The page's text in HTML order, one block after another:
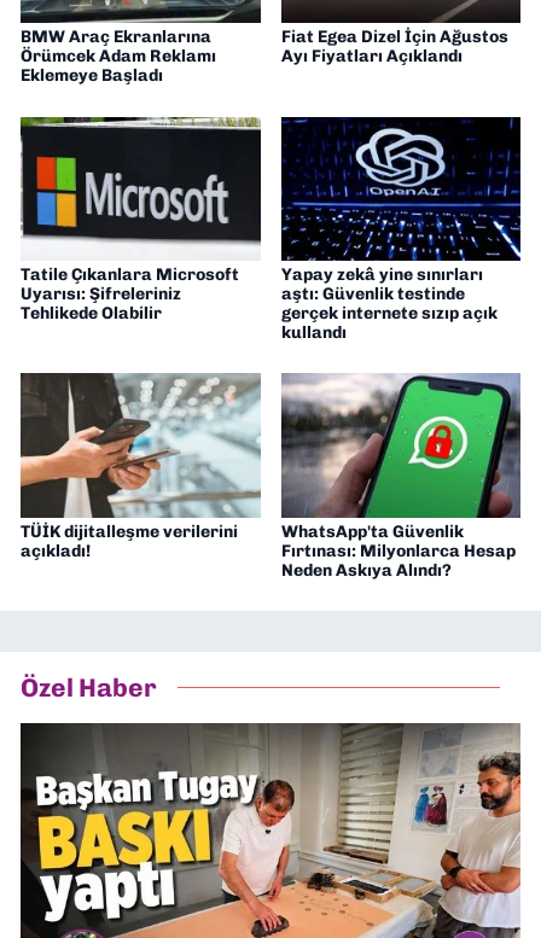
BMW Araç Ekranlarına
Örümcek Adam Reklamı
Eklemeye Başladı
Fiat Egea Dizel İçin Ağustos
Ayı Fiyatları Açıklandı
Tatile Çıkanlara Microsoft
Uyarısı: Şifreleriniz
Tehlikede Olabilir
Yapay zekâ yine sınırları
aştı: Güvenlik testinde
gerçek internete sızıp açık
kullandı
TÜİK dijitalleşme verilerini
açıkladı!
WhatsApp'ta Güvenlik
Fırtınası: Milyonlarca Hesap
Neden Askıya Alındı?
Özel Haber